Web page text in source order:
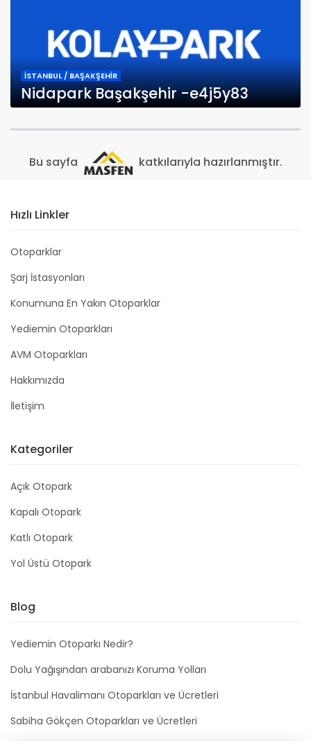
İSTANBUL / BAŞAKŞEHİR
Nidapark Başakşehir -e4j5y83
Bu sayfa katkılarıyla hazırlanmıştır.
Hızlı Linkler
Otoparklar
Şarj İstasyonları
Konumuna En Yakın Otoparklar
Yediemin Otoparkları
AVM Otoparkları
Hakkımızda
İletişim
Kategoriler
Açık Otopark
Kapalı Otopark
Katlı Otopark
Yol Üstü Otopark
Blog
Yediemin Otoparkı Nedir?
Dolu Yağışından arabanızı Koruma Yolları
İstanbul Havalimanı Otoparkları ve Ücretleri
Sabiha Gökçen Otoparkları ve Ücretleri